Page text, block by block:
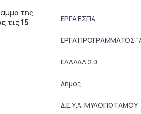
της
τις 15
ΕΡΓΑ ΕΣΠΑ
ΕΡΓΑ ΠΡΟΓΡΑΜΜΑΤΟΣ
ΕΛΛΑΔΑ 2.0
Δήμος
Δ.Ε.Υ.Α. ΜΥΛΟΠΟΤΑΜΟΥ